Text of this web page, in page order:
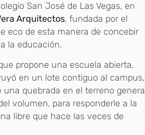
San José de Las Vegas, en
Arquitectos, fundada por el
eco de esta manera de concebir
la educación.
propone una escuela abierta,
en un lote contiguo al campus,
quebrada en el terreno genera
volumen, para responderle a la
libre que hace las veces de